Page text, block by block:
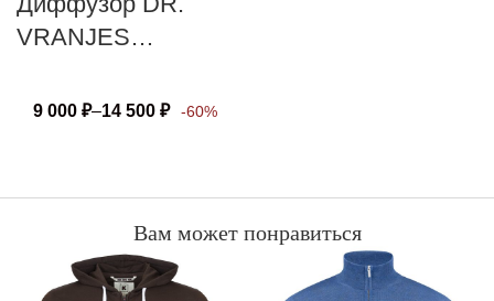
VRANJES
9 000 ₽–14 500 ₽ -60%
Вам может понравиться